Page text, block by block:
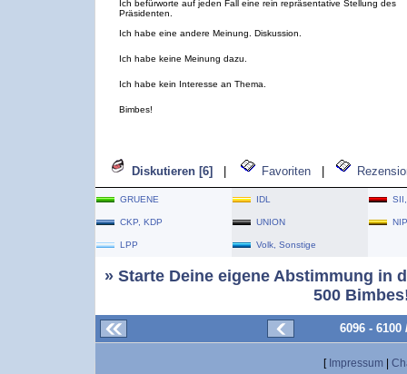
Ich befürworte auf jeden Fall eine rein repräsentative Stellung des
Präsidenten.
Ich habe eine andere Meinung. Diskussion.
Ich habe keine Meinung dazu.
Ich habe kein Interesse an Thema.
Bimbes!
Diskutieren [6] Favoriten
GRUENE IDL
CKP, KDP UNION NIP
LPP Volk, Sonstige
» Starte Deine eigene Abstimmung in
500
6096 -
[ Impressum